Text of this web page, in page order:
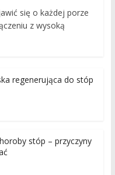
się o każdej porze
z wysoką
regenerująca do stóp
stóp – przyczyny